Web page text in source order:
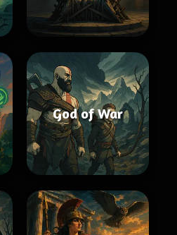
God of War